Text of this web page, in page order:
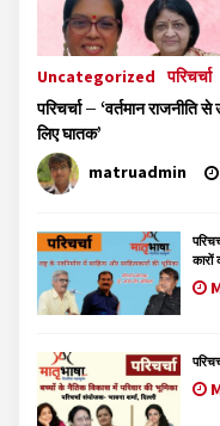
Uncategorized
परिचर्चा
परिचर्चा – ‘वर्तमान राजनीति
लिए घातक’
matruadmin
कारों